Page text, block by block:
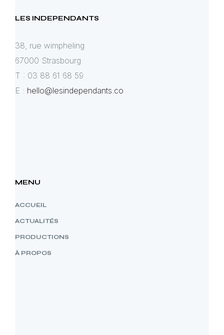
LES INDEPENDANTS
38, rue wimpheling
67000 Strasbourg
T : 03 88 61 68 59
E : hello@lesindependants.co
MENU
ACCUEIL
ACTUALITÉS
PRODUCTIONS
À PROPOS